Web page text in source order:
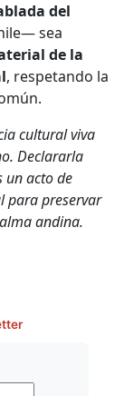
del
sea
de la
, respetando la
cultural viva
Declararla
un acto de
para preservar
andina.